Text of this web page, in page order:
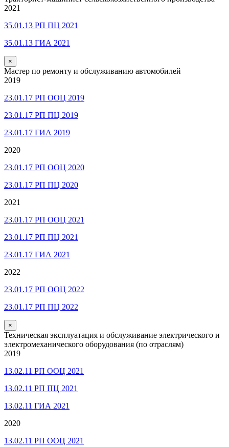
2021
35.01.13 РП ПЦ 2021
35.01.13 ГИА 2021
×
Мастер по ремонту и обслуживанию автомобилей
2019
23.01.17 РП ООЦ 2019
23.01.17 РП ПЦ 2019
23.01.17 ГИА 2019
2020
23.01.17 РП ООЦ 2020
23.01.17 РП ПЦ 2020
2021
23.01.17 РП ООЦ 2021
23.01.17 РП ПЦ 2021
23.01.17 ГИА 2021
2022
23.01.17 РП ООЦ 2022
23.01.17 РП ПЦ 2022
×
Техническая эксплуатация и обслуживание электрического и
электромеханического оборудования (по отраслям)
2019
13.02.11 РП ООЦ 2021
13.02.11 РП ПЦ 2021
13.02.11 ГИА 2021
2020
13.02.11 РП ООЦ 2021